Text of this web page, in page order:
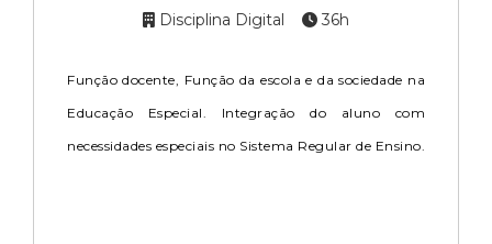
Disciplina Digital 36h
Função docente, Função da escola e da sociedade na
Educação Especial. Integração do aluno com
necessidades especiais no Sistema Regular de Ensino.